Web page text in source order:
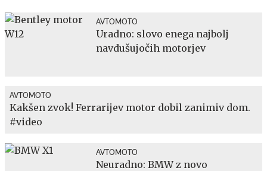
AVTOMOTO
Uradno: slovo enega najbolj
navdušujočih motorjev
AVTOMOTO
Kakšen zvok! Ferrarijev motor dobil zanimiv dom.
#video
AVTOMOTO
Neuradno: BMW z novo